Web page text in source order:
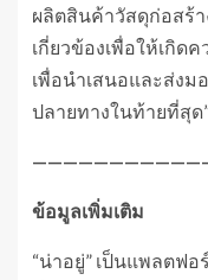
ผลิตสินค้าวัสดุก่อสร้
เกี่ยวข้องเพื่อให้เกิด
เพื่อนำเสนอและส่ง
ปลายทางในท้ายที่สุด
ข้อมูลเพิ่มเติม
“น่าอยู่” เป็นแพลตฟ